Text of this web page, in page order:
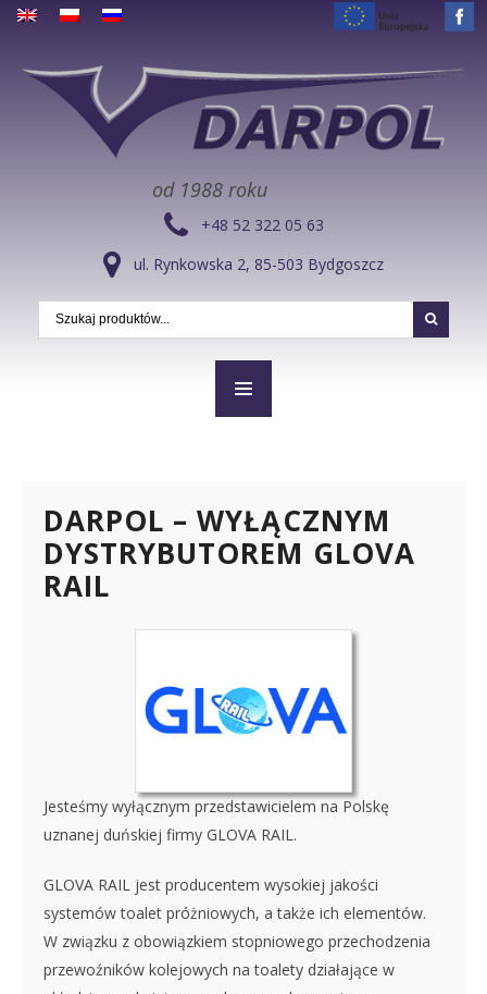
od 1988 roku
+48 52 322 05 63
ul. Rynkowska 2, 85-503 Bydgoszcz
DARPOL – WYŁĄCZNYM
DYSTRYBUTOREM GLOVA
RAIL
Jesteśmy wyłącznym przedstawicielem na Polskę
uznanej duńskiej firmy GLOVA RAIL.
GLOVA RAIL jest producentem wysokiej jakości
systemów toalet próżniowych, a także ich elementów.
W związku z obowiązkiem stopniowego przechodzenia
przewoźników kolejowych na toalety działające w